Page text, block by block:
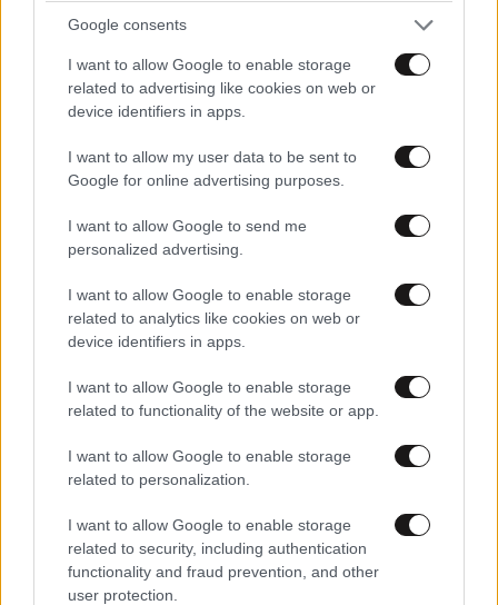
Google consents
I want to allow Google to enable storage
related to advertising like cookies on web or
device identifiers in apps.
I want to allow my user data to be sent to
Google for online advertising purposes.
I want to allow Google to send me
personalized advertising.
I want to allow Google to enable storage
related to analytics like cookies on web or
device identifiers in apps.
I want to allow Google to enable storage
related to functionality of the website or app.
I want to allow Google to enable storage
related to personalization.
I want to allow Google to enable storage
related to security, including authentication
functionality and fraud prevention, and other
user protection.
Αν θέλετε ένα υγιές έντερο βάλτε αυτά τα
Ακολουθήστε τοNEWSBEAST